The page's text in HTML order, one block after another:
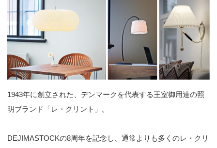
1943年に創立された、デンマークを代表する王室御用達の照
明ブランド「レ・クリント」。
DEJIMASTOCKの8周年を記念し、通常よりも多くのレ・クリ